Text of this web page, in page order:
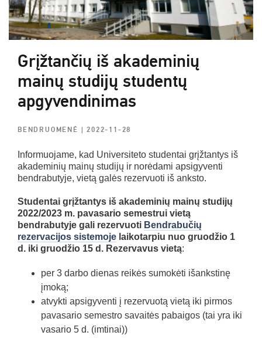
Grįžtančių iš akademinių
mainų studijų studentų
apgyvendinimas
BENDRUOMENĖ | 2022-11-28
Informuojame, kad Universiteto studentai grįžtantys iš
akademinių mainų studijų ir norėdami apsigyventi
bendrabutyje, vietą galės rezervuoti iš anksto.
Studentai grįžtantys iš akademinių mainų studijų
2022/2023 m. pavasario semestrui vietą
bendrabutyje gali rezervuoti Bendrabučių
rezervacijos sistemoje laikotarpiu nuo gruodžio 1
d. iki gruodžio 15 d. Rezervavus vietą:
per 3 darbo dienas reikės sumokėti išankstinę
įmoką;
atvykti apsigyventi į rezervuotą vietą iki pirmos
pavasario semestro savaitės pabaigos (tai yra iki
vasario 5 d. (imtinai))